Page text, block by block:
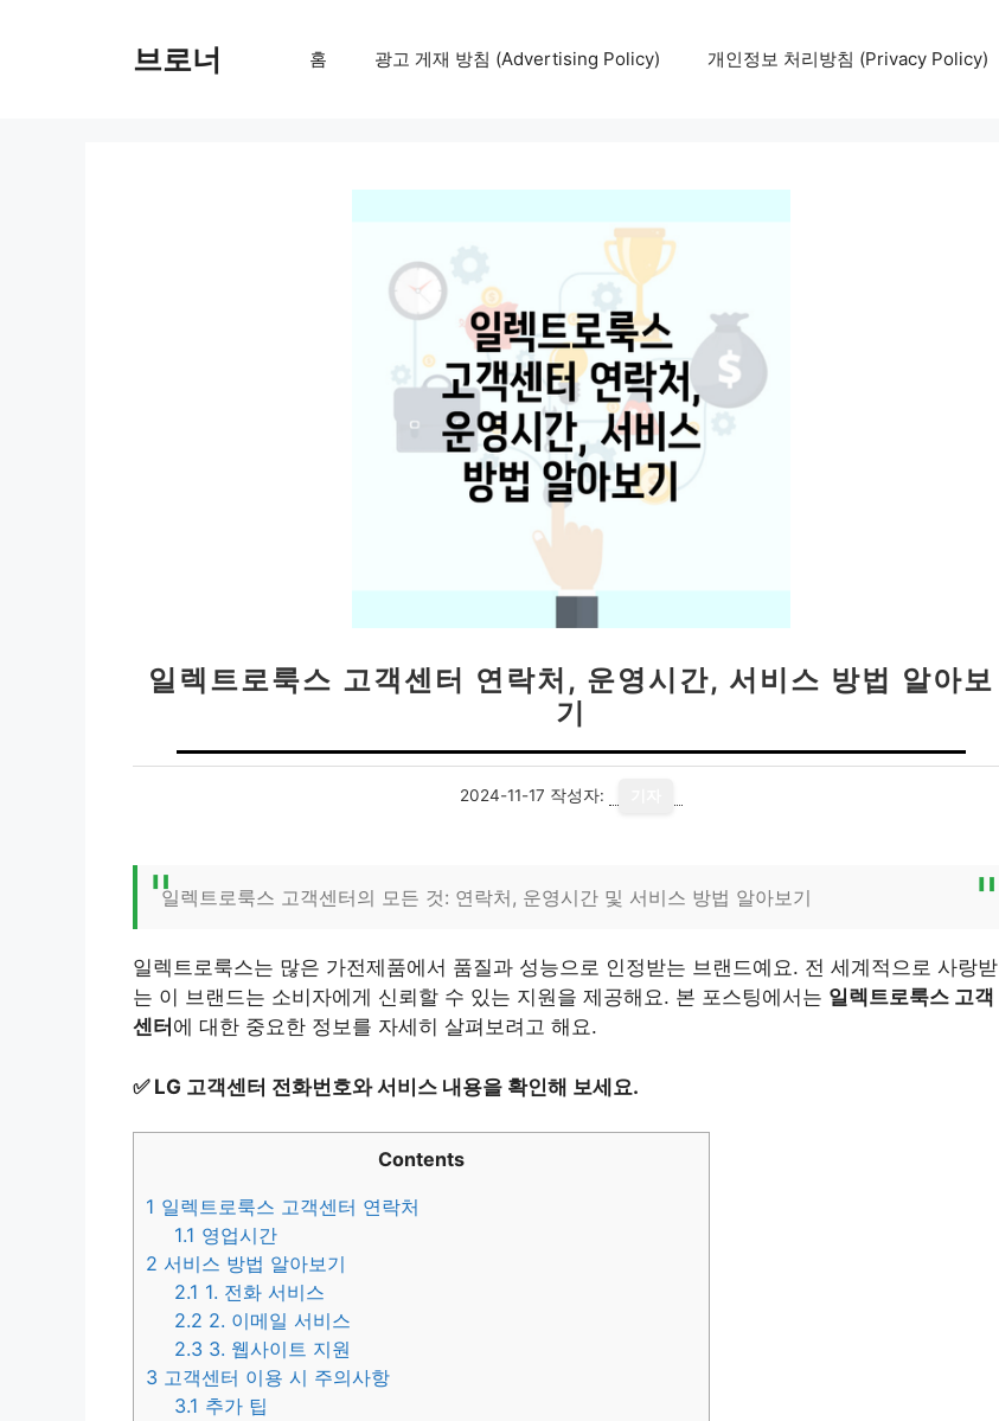
브로너 홈 광고 게재 방침 (Advertising Policy) 개인정보 처리방침 (Privacy Policy)
일렉트로룩스 고객센터 연락처, 운영시간, 서비스 방법 알아보
기
2024-11-17 작성자:
일렉트로룩스 고객센터의 모든 것: 연락처, 운영시간 및 서비스 방법 알아보기
일렉트로룩스는 많은 가전제품에서 품질과 성능으로 인정받는 브랜드예요. 전 세계적으로 사랑받
는 이 브랜드는 소비자에게 신뢰할 수 있는 지원을 제공해요. 본 포스팅에서는 일렉트로룩스 고객
센터 에 대한 중요한 정보를 자세히 살펴보려고 해요.
✅ LG 고객센터 전화번호와 서비스 내용을 확인해 보세요.
Contents
1 일렉트로룩스 고객센터 연락처
1.1 영업시간
2 서비스 방법 알아보기
2.1 1. 전화 서비스
2.2 2. 이메일 서비스
2.3 3. 웹사이트 지원
3 고객센터 이용 시 주의사항
3.1 추가 팁